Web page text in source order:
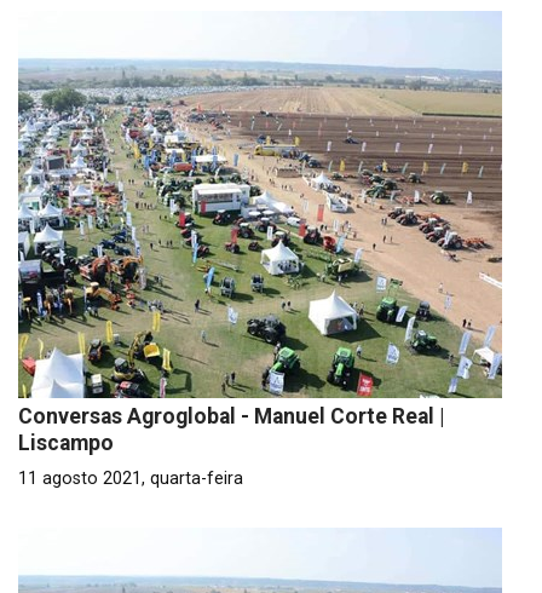
Conversas Agroglobal - Manuel Corte Real |
Liscampo
11 agosto 2021, quarta-feira